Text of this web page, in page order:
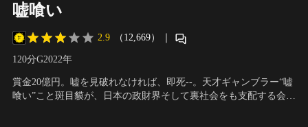
嘘喰い
2.9 （12,669） ｜
120分G2022年
賞金20億円。嘘を見破れなければ、即死--。天才ギャンブラー“嘘
喰い”こと斑目貘が、日本の政財界そして裏社会をも支配する会員